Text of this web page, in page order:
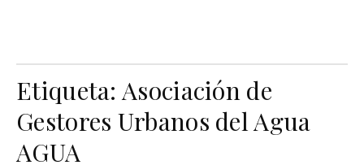
Etiqueta:Asociación de
Gestores Urbanos del Agua
AGUA